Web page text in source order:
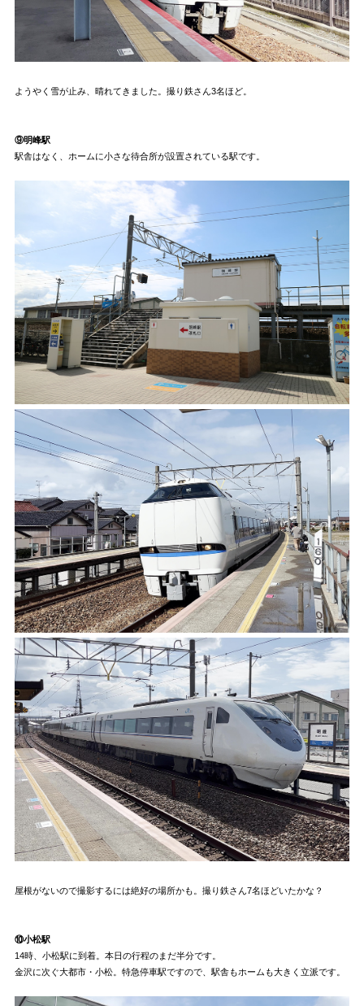
ようやく雪が止み、晴れてきました。撮り鉄さん3名ほど。
⑨明峰駅
駅舎はなく、ホームに小さな待合所が設置されている駅です。
屋根がないので撮影するには絶好の場所かも。撮り鉄さん7名ほどいたかな？
⑩小松駅
14時、小松駅に到着。本日の行程のまだ半分です。
金沢に次ぐ大都市・小松。特急停車駅ですので、駅舎もホームも大きく立派です。